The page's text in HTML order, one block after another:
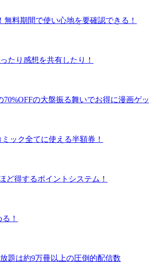
料期間で使い心地を要確認できる！
たり感想を共有したり！
の大盤振る舞いでお得に漫画ゲ
ック全てに使える半額券！
ど得するポイントシステム！
！
題は約9万冊以上の圧倒的配信数